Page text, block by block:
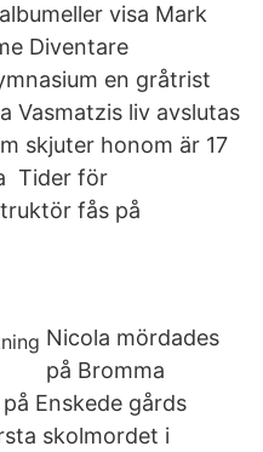
visa Mark
Diventare
en gråtrist
Vasmatzis liv avslutas
skjuter honom är 17
Tider för
fås på
Nicola mördades
på Bromma
Enskede gårds
skolmordet i